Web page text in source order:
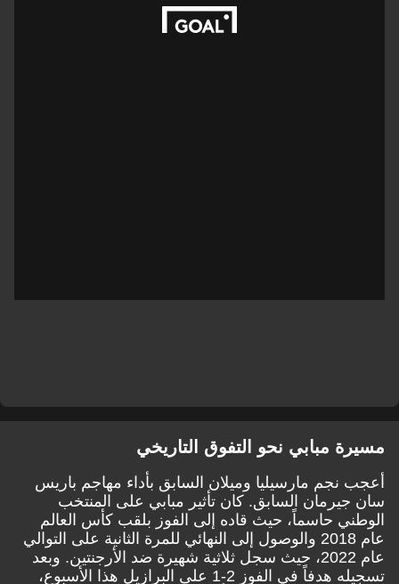
مسيرة مبابي نحو التفوق التاريخي
أعجب نجم مارسيليا وميلان السابق بأداء مهاجم باريس
سان جيرمان السابق. كان تأثير مبابي على المنتخب
الوطني حاسماً، حيث قاده إلى الفوز بلقب كأس العالم
عام 2018 والوصول إلى النهائي للمرة الثانية على التوالي
عام 2022، حيث سجل ثلاثية شهيرة ضد الأرجنتين. وبعد
تسجيله هدفاً في الفوز 2-1 على البرازيل هذا الأسبوع،